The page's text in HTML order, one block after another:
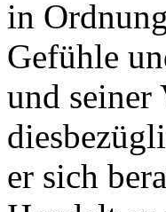
in
Gefühle
und seiner
er sich